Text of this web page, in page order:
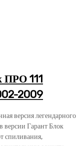
ПРО 111
2009
версия легендарного
версии Гарант Блок
спиливания,